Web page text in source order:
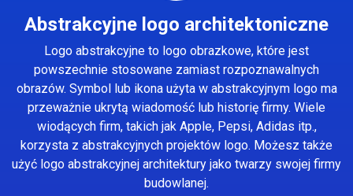
Abstrakcyjne logo architektoniczne
Logo abstrakcyjne to logo obrazkowe, które jest
powszechnie stosowane zamiast rozpoznawalnych
obrazów. Symbol lub ikona użyta w abstrakcyjnym logo ma
przeważnie ukrytą wiadomość lub historię firmy. Wiele
wiodących firm, takich jak Apple, Pepsi, Adidas itp.,
korzysta z abstrakcyjnych projektów logo. Możesz także
użyć logo abstrakcyjnej architektury jako twarzy swojej firmy
budowlanej.